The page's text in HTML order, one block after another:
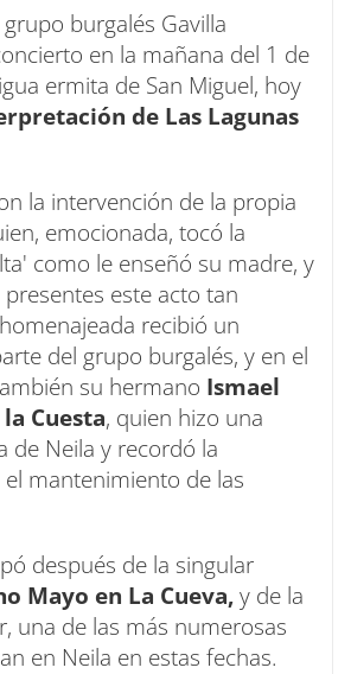
burgalés Gavilla
en la mañana del 1 de
ermita de San Miguel, hoy
de Las Lagunas
la intervención de la propia
emocionada, tocó la
como le enseñó su madre, y
este acto tan
recibió un
del grupo burgalés, y en el
su hermano Ismael
Cuesta, quien hizo una
de Neila y recordó la
mantenimiento de las
después de la singular
Mayo en La Cueva,y de la
una de las más numerosas
en Neila en estas fechas.